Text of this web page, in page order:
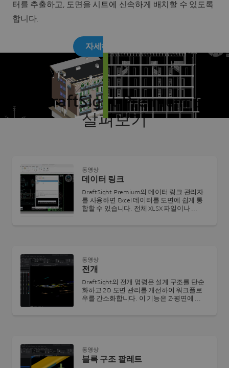
터를 추출하고, 도면을 시트에 신속하게 배치할 수 있도록
합니다.
자세히 알아보기
다른 DraftSight Premium 도구
살펴보기
동영상
데이터 링크
DraftSight Premium의 데이터 링크 관리자
를 사용하면 Excel 데이터를 도면에 쉽게 통
합할 수 있습니다. 전체 XLSX 파일이나 ...
동영상
전개
DraftSight의 전개 명령은 설계 구조를 단순
화하고 2D 도면 관리를 개선하여 워크플로
우를 간소화합니다. 이 기능은 Z-평면에 ...
동영상
블록 구조 팔레트